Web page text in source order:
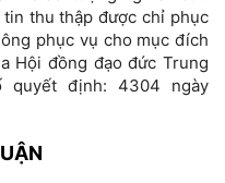
thu thập được chỉ phục
phục vụ cho mục đích
Hội đồng đạo đức Trung
định: 4304 ngày